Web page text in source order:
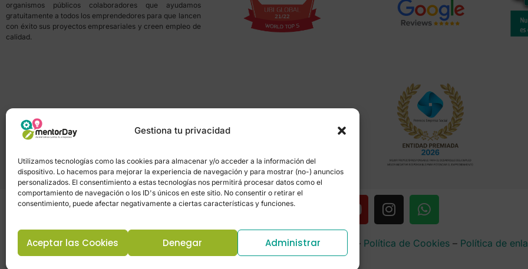
Gestiona tu privacidad
Utilizamos tecnologías como las cookies para almacenar y/o acceder a la información del
dispositivo. Lo hacemos para mejorar la experiencia de navegación y para mostrar (no-) anuncios
personalizados. El consentimiento a estas tecnologías nos permitirá procesar datos como el
comportamiento de navegación o los ID's únicos en este sitio. No consentir o retirar el
consentimiento, puede afectar negativamente a ciertas características y funciones.
Aceptar las Cookies Denegar Administrar
organismos públicos colaboradores que ayudamos
gratuitamente a todos los emprendedores para que lancen
con éxito sus proyectos empresariales y creen empleo de
calidad.
Política de privacidad–Portal de transparencia–Aviso Legal – Política de Cookies– Política de